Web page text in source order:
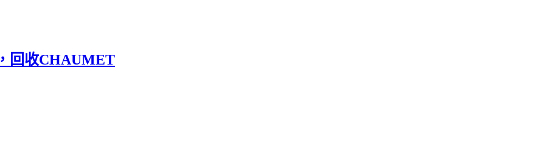
回收CHAUMET